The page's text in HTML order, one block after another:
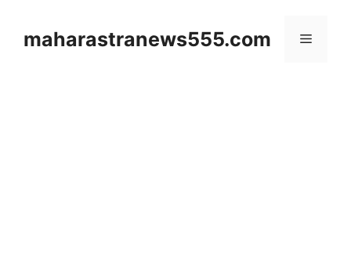
contentmaharastranews555.com Menu